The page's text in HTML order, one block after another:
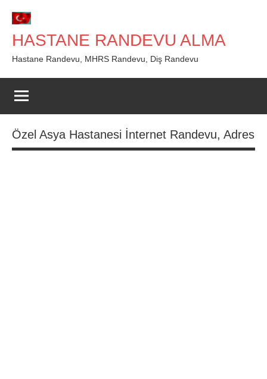
geç
HASTANE RANDEVU ALMA
Hastane Randevu, MHRS Randevu, Diş Randevu
Özel Asya Hastanesi İnternet Randevu, Adres